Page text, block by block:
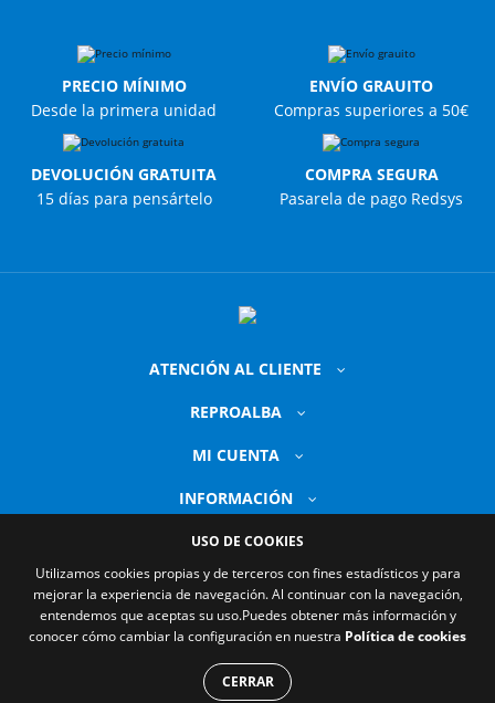
PRECIO MÍNIMO
Desde la primera unidad
ENVÍO GRAUITO
Compras superiores a 50€
DEVOLUCIÓN GRATUITA
15 días para pensártelo
COMPRA SEGURA
Pasarela de pago Redsys
ATENCIÓN AL CLIENTE
REPROALBA
MI CUENTA
INFORMACIÓN
© 2026 Reproalba. Todos los derechos reservados.
USO DE COOKIES
Utilizamos cookies propias y de terceros con fines estadísticos y para
mejorar la experiencia de navegación. Al continuar con la navegación,
entendemos que aceptas su uso.Puedes obtener más información y
conocer cómo cambiar la configuración en nuestra Política de cookies
CERRAR